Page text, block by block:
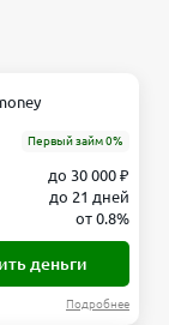
Первый займ 0%
до 30 000 ₽
до 21 дней
от 0.8%
деньги
Подробнее